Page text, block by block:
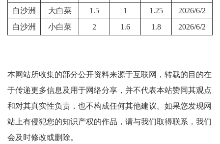
白沙洲
大白菜 1.5 1 1.25
2026/6/2
白沙洲
小白菜 2 1.6 1.8 2026/6/2
本网站所收集的部分公开资料来源于互联网，转载的目的在
于传递更多信息及用于网络分享，并不代表本站赞同其观点
和对其真实性负责，也不构成任何其他建议。如果您发现网
站上有侵犯您的知识产权的作品，请与我们取得联系，我们
会及时修改或删除。